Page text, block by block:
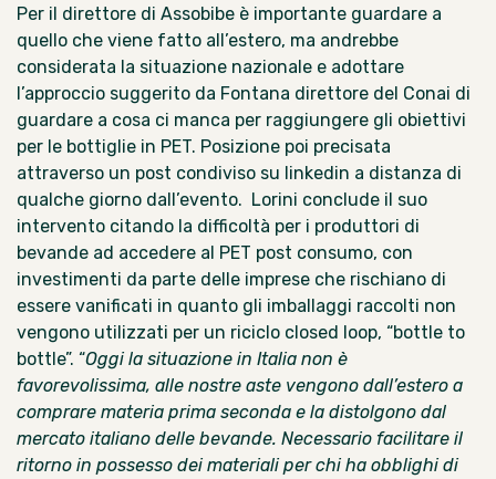
Per il direttore di Assobibe è importante guardare a
quello che viene fatto all’estero, ma andrebbe
considerata la situazione nazionale e adottare
l’approccio suggerito da Fontana direttore del Conai di
guardare a cosa ci manca per raggiungere gli obiettivi
per le bottiglie in PET. Posizione poi precisata
attraverso un post condiviso su linkedin a distanza di
qualche giorno dall’evento. Lorini conclude il suo
intervento citando la difficoltà per i produttori di
bevande ad accedere al PET post consumo, con
investimenti da parte delle imprese che rischiano di
essere vanificati in quanto gli imballaggi raccolti non
vengono utilizzati per un riciclo closed loop, “bottle to
bottle”. “Oggi la situazione in Italia non è
favorevolissima, alle nostre aste vengono dall’estero a
comprare materia prima seconda e la distolgono dal
mercato italiano delle bevande. Necessario facilitare il
ritorno in possesso dei materiali per chi ha obblighi di